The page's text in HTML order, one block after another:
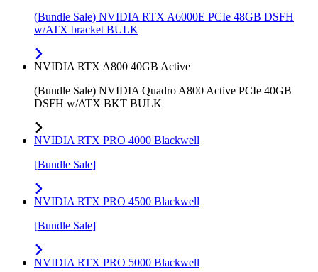
(Bundle Sale) NVIDIA RTX A6000E PCIe 48GB DSFH
w/ATX bracket BULK
NVIDIA RTX A800 40GB Active
(Bundle Sale) NVIDIA Quadro A800 Active PCIe 40GB
DSFH w/ATX BKT BULK
NVIDIA RTX PRO 4000 Blackwell
[Bundle Sale]
NVIDIA RTX PRO 4500 Blackwell
[Bundle Sale]
NVIDIA RTX PRO 5000 Blackwell